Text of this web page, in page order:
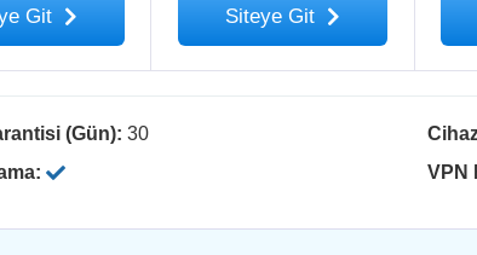
Git Siteye Git
(Gün): 30
VPN